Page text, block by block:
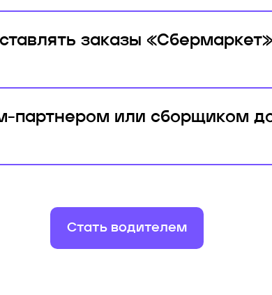
заказы
партнером или сборщиком
Стать водителем